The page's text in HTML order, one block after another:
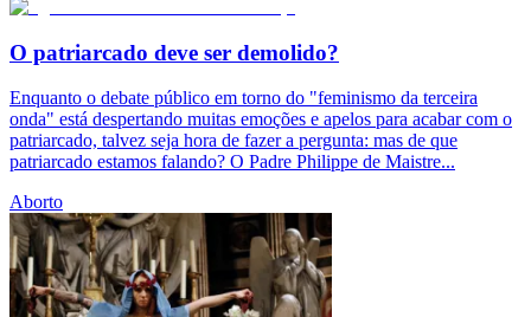
O patriarcado deve ser demolido?
Enquanto o debate público em torno do "feminismo da terceira
onda" está despertando muitas emoções e apelos para acabar com o
patriarcado, talvez seja hora de fazer a pergunta: mas de que
patriarcado estamos falando? O Padre Philippe de Maistre...
Aborto